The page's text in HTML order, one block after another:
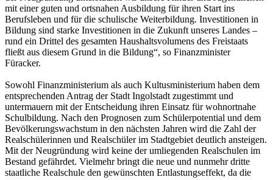
mit einer guten und ortsnahen Ausbildung für ihren Start ins
Berufsleben und für die schulische Weiterbildung. Investitionen in
Bildung sind starke Investitionen in die Zukunft unseres Landes –
rund ein Drittel des gesamten Haushaltsvolumens des Freistaats
fließt aus diesem Grund in die Bildung“, so Finanzminister
Füracker.
Sowohl Finanzministerium als auch Kultusministerium haben dem
entsprechenden Antrag der Stadt Ingolstadt zugestimmt und
untermauern mit der Entscheidung ihren Einsatz für wohnortnahe
Schulbildung. Nach den Prognosen zum Schülerpotential und dem
Bevölkerungswachstum in den nächsten Jahren wird die Zahl der
Realschülerinnen und Realschüler im Stadtgebiet deutlich ansteigen.
Mit der Neugründung wird keine der umliegenden Realschulen im
Bestand gefährdet. Vielmehr bringt die neue und nunmehr dritte
staatliche Realschule den gewünschten Entlastungseffekt, da die